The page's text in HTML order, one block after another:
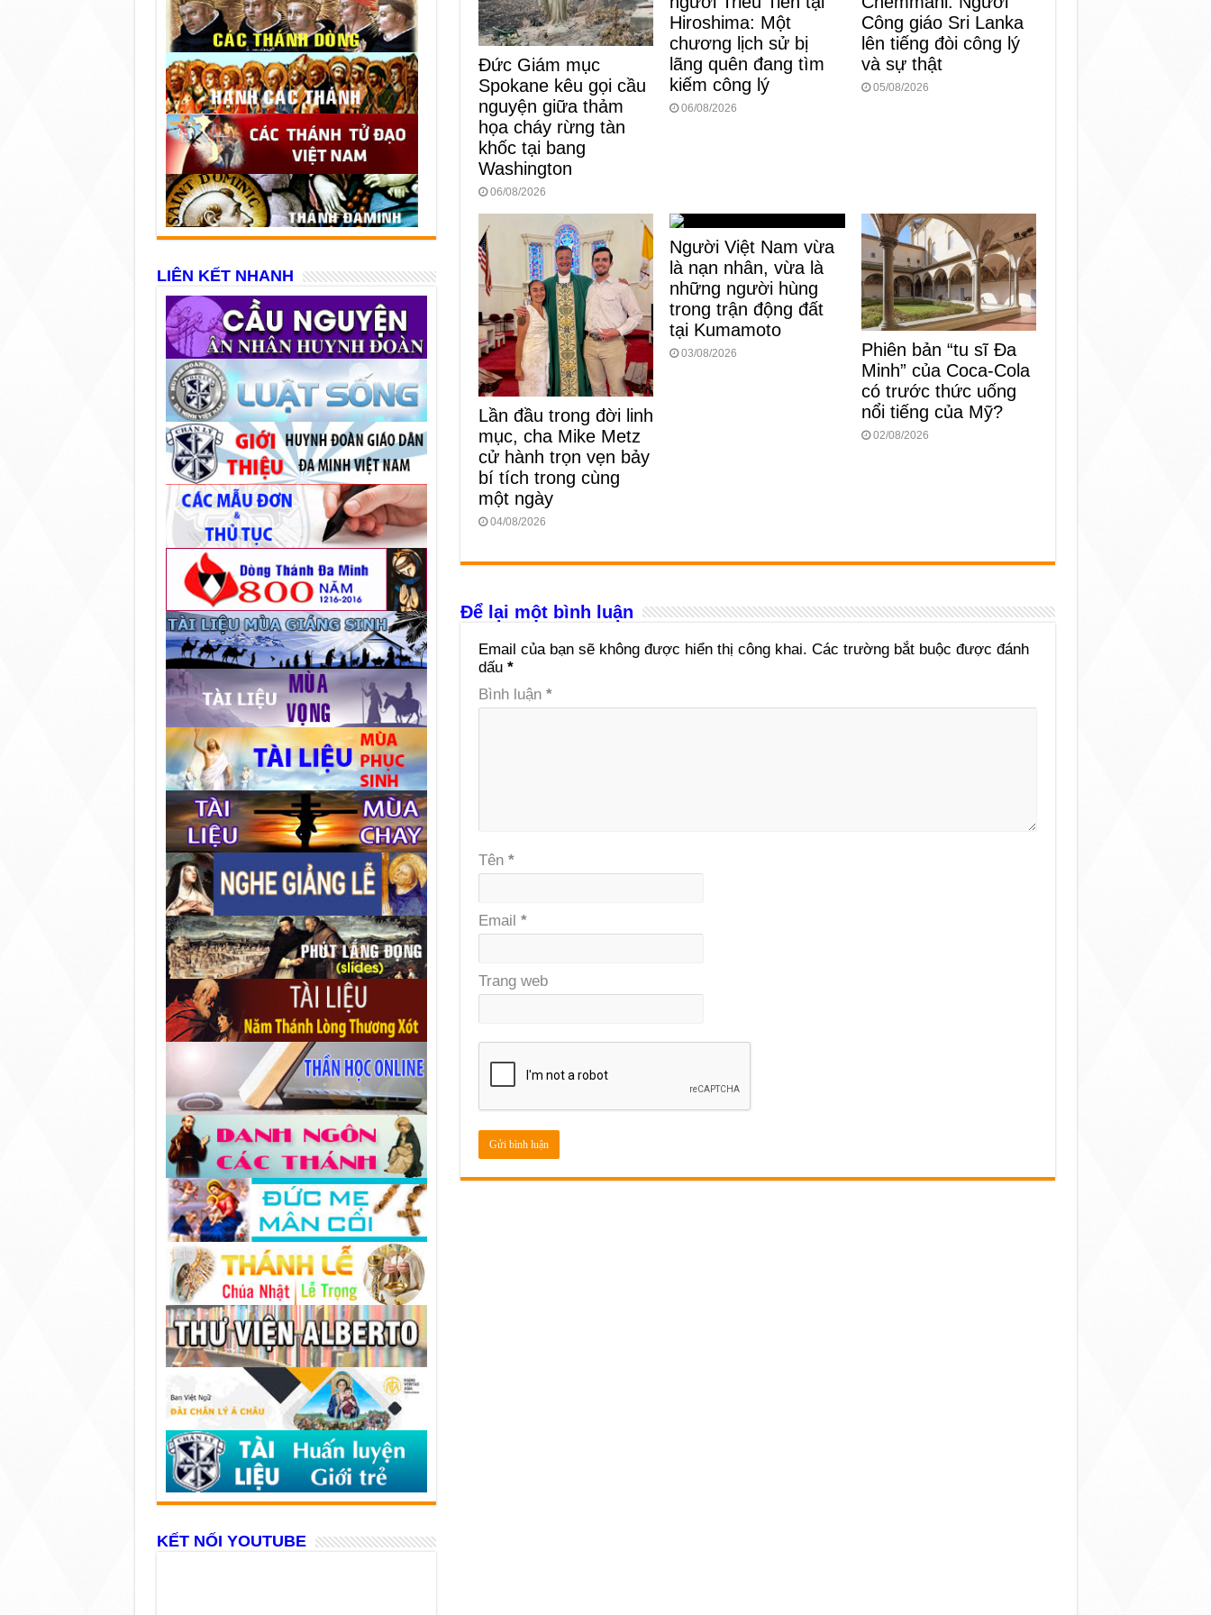
Đức Giám mục
Spokane kêu gọi cầu
nguyện giữa thảm
họa cháy rừng tàn
khốc tại bang
Washington
06/08/2026
Hiroshima: Một
chương lịch sử bị
lãng quên đang tìm
kiếm công lý
06/08/2026
Công giáo Sri Lanka
lên tiếng đòi công lý
và sự thật
05/08/2026
Lần đầu trong đời linh
mục, cha Mike Metz
cử hành trọn vẹn bảy
bí tích trong cùng
một ngày
04/08/2026
Người Việt Nam vừa
là nạn nhân, vừa là
những người hùng
trong trận động đất
tại Kumamoto
03/08/2026
Phiên bản “tu sĩ Đa
Minh” của Coca-Cola
có trước thức uống
nổi tiếng của Mỹ?
02/08/2026
Để lại một bình luận
Email của bạn sẽ không được hiển thị công khai. Các trường bắt buộc được đánh
dấu *
Bình luận *
Tên *
Email *
Trang web
LIÊN KẾT NHANH
KẾT NỐI YOUTUBE